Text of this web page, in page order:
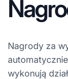
Nagrody za
wykonują